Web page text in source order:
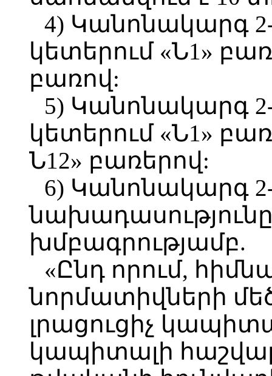
4) Կանոնակարգ 2-
կետերում «Ն1»
բառով:
5) Կանոնակարգ 2-
կետերում «Ն1»
Ն12» բառերով:
6) Կանոնակարգ
խմբագրությամբ.
«Ընդ որում,
նորմատիվների
լրացուցիչ
կապիտալի